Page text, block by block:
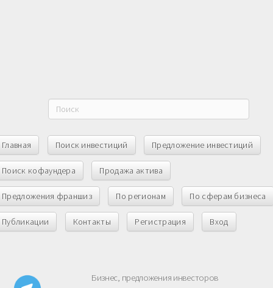
Главная Поиск инвестиций Предложение инвестиций
Поиск кофаундера Продажа актива
Предложения франшиз По регионам По сферам бизнеса
Публикации Контакты Регистрация Вход
Бизнес, предложения инвесторов